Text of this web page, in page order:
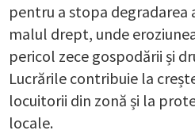
pentru a stopa degradarea
malul drept, unde
pericol zece gospodării și
Lucrările contribuie la
locuitorii din zonă și la
locale.